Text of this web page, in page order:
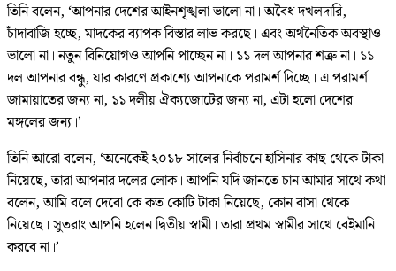
তিনি বলেন, ‘আপনার দেশের আইনশৃঙ্খলা ভালো না। অবৈধ দখলদারি,
চাঁদাবাজি হচ্ছে, মাদকের ব্যাপক বিস্তার লাভ করছে। এবং অর্থনৈতিক অবস্থাও
ভালো না। নতুন বিনিয়োগও আপনি পাচ্ছেন না। ১১ দল আপনার শত্রু না। ১১
দল আপনার বন্ধু, যার কারণে প্রকাশ্যে আপনাকে পরামর্শ দিচ্ছে। এ পরামর্শ
জামায়াতের জন্য না, ১১ দলীয় ঐক্যজোটের জন্য না, এটা হলো দেশের
মঙ্গলের জন্য।’
তিনি আরো বলেন, ‘অনেকেই ২০১৮ সালের নির্বাচনে হাসিনার কাছ থেকে টাকা
নিয়েছে, তারা আপনার দলের লোক। আপনি যদি জানতে চান আমার সাথে কথা
বলেন, আমি বলে দেবো কে কত কোটি টাকা নিয়েছে, কোন বাসা থেকে
নিয়েছে। সুতরাং আপনি হলেন দ্বিতীয় স্বামী। তারা প্রথম স্বামীর সাথে বেইমানি
করবে না।’